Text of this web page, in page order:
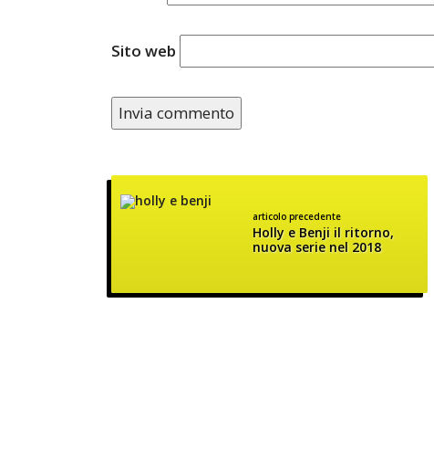
Sito web
articolo precedente
Holly e Benji il ritorno,
nuova serie nel 2018